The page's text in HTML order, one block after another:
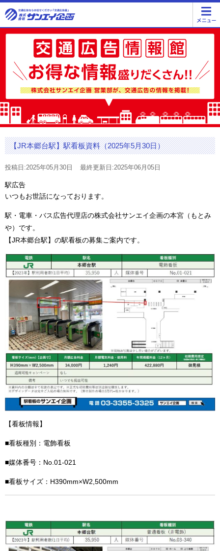
【JR本郷台駅】駅看板資料（2025年5月30日）
投稿日:2025年05月30日 最終更新日:2025年06月05日
駅広告
いつもお世話になっております。
駅・電車・バス広告代理店の株式会社サンエイ企画の本宮（もとみ
や）です。
【JR本郷台駅】の駅看板の募集ご案内です。
【看板情報】
■看板種別：電飾看板
■媒体番号：No.01-021
■看板サイズ：H390mm×W2,500mm